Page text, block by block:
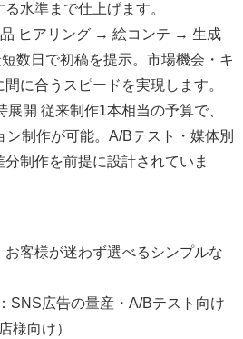
水準まで仕上げます。
ヒアリング → 絵コンテ → 生成
数日で初稿を提示。市場機会・キ
に合うスピードを実現します。
開 従来制作1本相当の予算で、
ン制作が可能。A/Bテスト・媒体別
制作を前提に設計されていま
客様が迷わず選べるシンプルな
SNS広告の量産・A/Bテスト向け
様向け）